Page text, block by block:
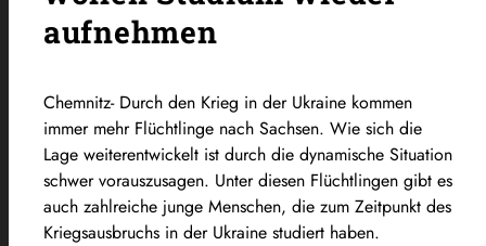
aufnehmen
Chemnitz- Durch den Krieg in der Ukraine kommen
immer mehr Flüchtlinge nach Sachsen. Wie sich die
Lage weiterentwickelt ist durch die dynamische Situation
schwer vorauszusagen. Unter diesen Flüchtlingen gibt es
auch zahlreiche junge Menschen, die zum Zeitpunkt des
Kriegsausbruchs in der Ukraine studiert haben.